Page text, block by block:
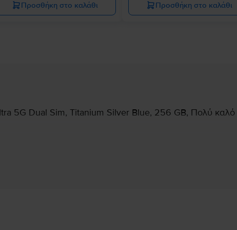
Προσθήκη στο καλάθι Προσθήκη στο καλάθι
5G Dual Sim, Titanium Silver Blue, 256 GB, Πολύ καλό